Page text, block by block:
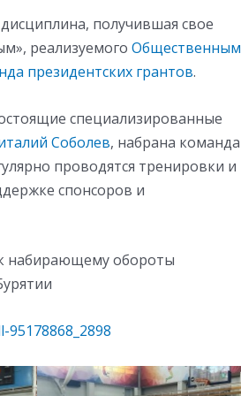
получившая свое
реализуемого Общественным
президентских грантов.
специализированные
Соболев, набрана команда
проводятся тренировки и
спонсоров и
набирающему обороты